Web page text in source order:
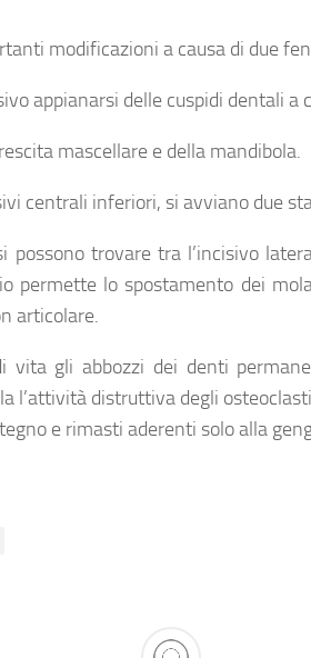
modificazioni a causa di due
appianarsi delle cuspidi dentali
mascellare e della mandibola.
centrali inferiori, si avviano due
possono trovare tra l’incisivo
permette lo spostamento dei
articolare.
gli abbozzi dei denti
l’attività distruttiva degli
e rimasti aderenti solo alla